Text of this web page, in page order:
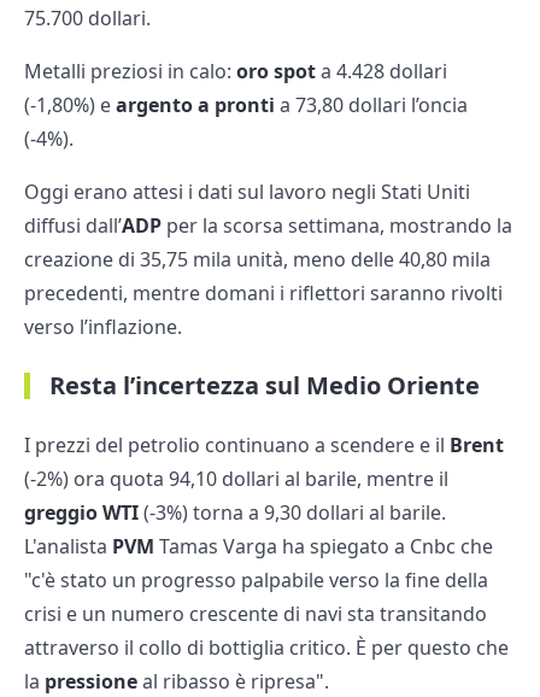
75.700 dollari.
Metalli preziosi in calo: oro spota 4.428 dollari
(-1,80%) eargento a pronti a 73,80 dollari l’oncia
(-4%).
Oggi erano attesi i dati sul lavoro negli Stati Uniti
diffusi dall’ADP per la scorsa settimana, mostrando la
creazione di 35,75 mila unità, meno delle 40,80 mila
precedenti, mentre domani i riflettori saranno rivolti
verso l’inflazione.
Resta l’incertezza sul Medio Oriente
I prezzi del petrolio continuano a scendere e il Brent
(-2%) ora quota 94,10 dollari al barile, mentre il
greggio WTI(-3%) torna a 9,30 dollari al barile.
L'analista PVM Tamas Varga ha spiegato a Cnbc che
"c'è stato un progresso palpabile verso la fine della
crisi e un numero crescente di navi sta transitando
attraverso il collo di bottiglia critico. È per questo che
la pressioneal ribasso è ripresa".